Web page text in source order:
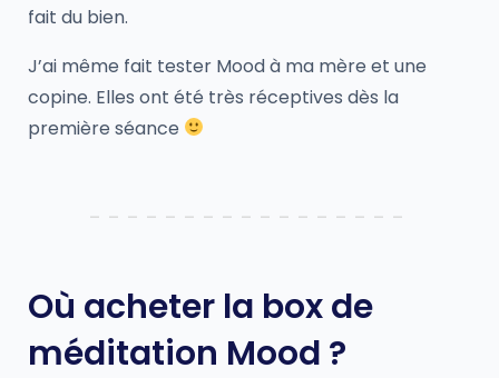
fait du bien.
J’ai même fait tester Mood à ma mère et une
copine. Elles ont été très réceptives dès la
première séance
Où acheter la box de
méditation Mood ?